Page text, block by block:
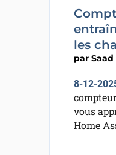
les
par
8-12-
vous
Home